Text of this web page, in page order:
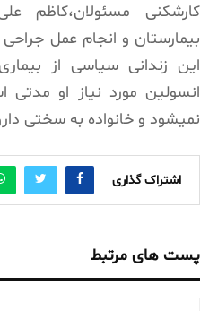
کارشکنی مسئولان،کاظم
بیمارستان و انجام عمل
این زندانی سیاسی از
انسولین مورد نیاز او
نمیشود و خانواده به سختی
اشتراک گذاری
پست های مرتبط